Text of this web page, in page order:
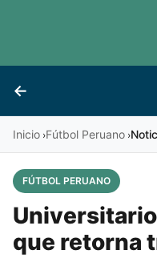
←
Vives
Inicio ›Fútbol Peruano ›
FÚTBOL PERUANO
que retorna